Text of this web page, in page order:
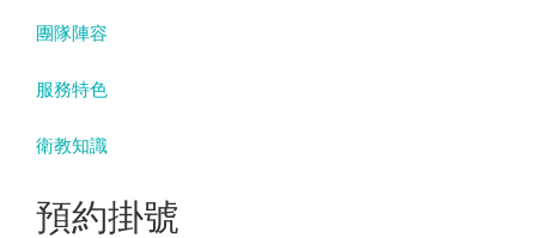
團隊陣容
服務特色
衛教知識
預約掛號